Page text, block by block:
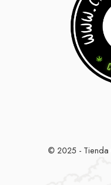
© 2025 - Tienda